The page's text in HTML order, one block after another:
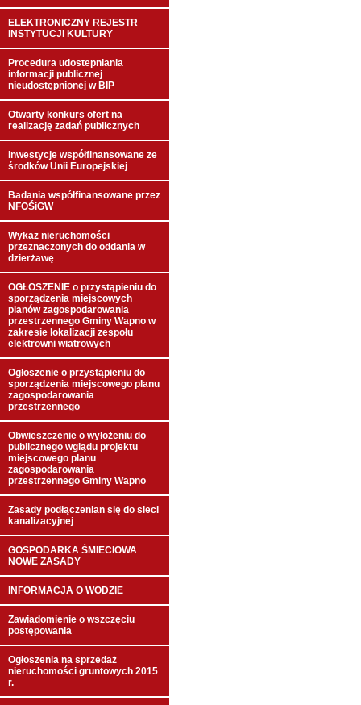
ELEKTRONICZNY REJESTR
INSTYTUCJI KULTURY
Procedura udostepniania
informacji publicznej
nieudostępnionej w BIP
Otwarty konkurs ofert na
realizację zadań publicznych
Inwestycje współfinansowane ze
środków Unii Europejskiej
Badania współfinansowane przez
NFOŚiGW
Wykaz nieruchomości
przeznaczonych do oddania w
dzierżawę
OGŁOSZENIE o przystąpieniu do
sporządzenia miejscowych
planów zagospodarowania
przestrzennego Gminy Wapno w
zakresie lokalizacji zespołu
elektrowni wiatrowych
Ogłoszenie o przystąpieniu do
sporządzenia miejscowego planu
zagospodarowania
przestrzennego
Obwieszczenie o wyłożeniu do
publicznego wglądu projektu
miejscowego planu
zagospodarowania
przestrzennego Gminy Wapno
Zasady podłączenian się do sieci
kanalizacyjnej
GOSPODARKA ŚMIECIOWA
NOWE ZASADY
INFORMACJA O WODZIE
Zawiadomienie o wszczęciu
postępowania
Ogłoszenia na sprzedaż
nieruchomości gruntowych 2015
r.